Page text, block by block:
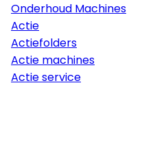
Onderhoud Machines
Actie
Actiefolders
Actie machines
Actie service